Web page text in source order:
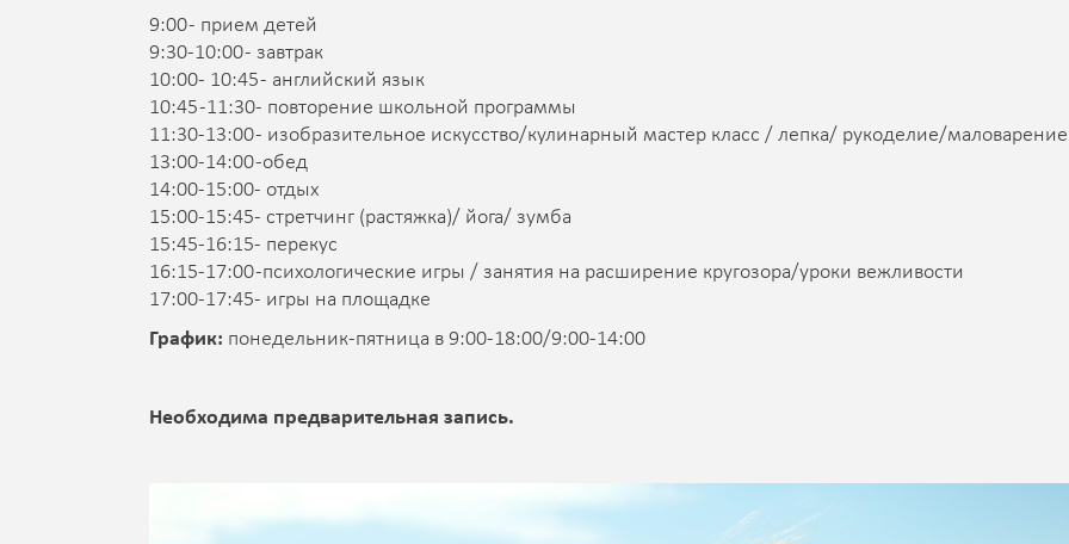
9:00 - прием детей
9:30-10:00 - завтрак
10:00- 10:45 - английский язык
10:45 -11:30- повторение школьной программы
11:30-13:00 - изобразительное искусство/кулинарный мастер класс / лепка/ рукоделие/маловарение
13:00-14:00 -обед
14:00-15:00- отдых
15:00-15:45- стретчинг (растяжка)/ йога/ зумба
15:45-16:15- перекус
16:15-17:00 -психологические игры / занятия на расширение кругозора/уроки вежливости
17:00-17:45- игры на площадке
График: понедельник-пятница в 9:00-18:00/9:00-14:00
Необходима предварительная запись.